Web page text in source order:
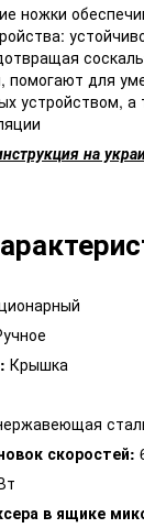
ножки
помогают для
устройством, а
на
Крышка
скоростей:
в ящике